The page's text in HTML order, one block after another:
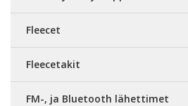
Fleecet
Fleecetakit
FM-, ja Bluetooth lähettimet